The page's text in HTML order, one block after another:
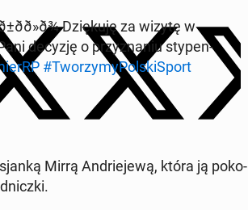
Dzię­ku­ję za wizytę w
decyzję o przy­zna­niu sty­pen­
#Two­rzy­my­Pol­ski­Sport
Mirrą An­drie­je­wą, która ją po­ko­